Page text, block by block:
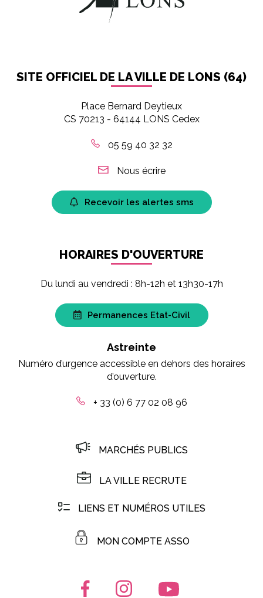
SITE OFFICIEL DE LA VILLE DE LONS (64)
Place Bernard Deytieux
CS 70213 - 64144 LONS Cedex
05 59 40 32 32
Nous écrire
Recevoir les alertes sms
HORAIRES D'OUVERTURE
Du lundi au vendredi : 8h-12h et 13h30-17h
Permanences Etat-Civil
Astreinte
Numéro d’urgence accessible en dehors des horaires
d’ouverture.
+ 33 (0) 6 77 02 08 96
MARCHÉS PUBLICS
LA VILLE RECRUTE
LIENS ET NUMÉROS UTILES
MON COMPTE ASSO
Lien vers le compte Facebook
Lien vers le compte
Lien vers la chaîne